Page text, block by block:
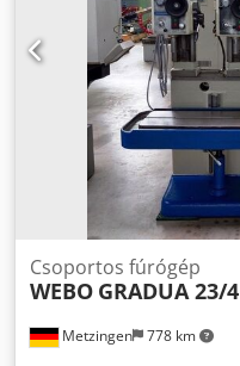
Metzingen 778 km
Csoportos fúrógép
WEBO GRADUA 23/4